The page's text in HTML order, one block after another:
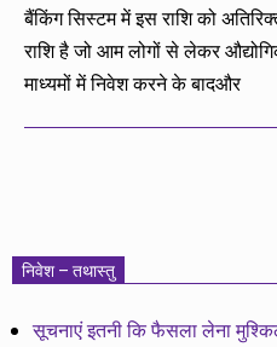
बैंकिंग सिस्टम में इस राशि को
राशि है जो आम लोगों से लेकर
माध्यमों में निवेश करने के बादऔर
निवेश – तथास्तु
सूचनाएं इतनी कि फैसला लेना